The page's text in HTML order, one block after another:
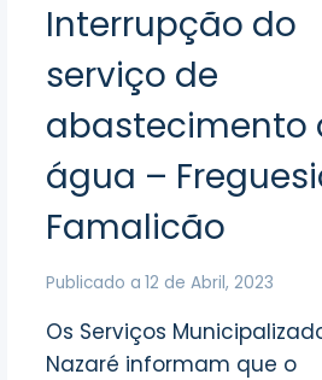
Interrupção do
serviço de
abastecimento
água –
Famalicão
Publicado a 12 de Abril, 2023
Os Serviços
Nazaré informam que o